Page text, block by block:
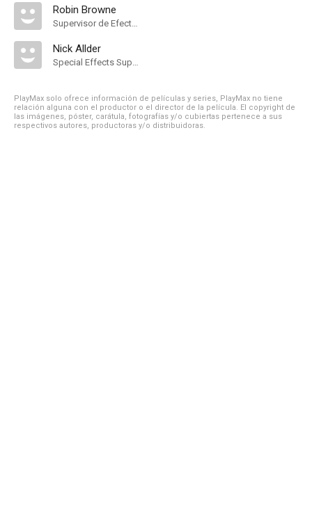
Robin Browne
Supervisor de Efectos Visuales
Nick Allder
Special Effects Supervisor
PlayMax solo ofrece información de películas y series, PlayMax no tiene
relación alguna con el productor o el director de la película. El copyright de
las imágenes, póster, carátula, fotografías y/o cubiertas pertenece a sus
respectivos autores, productoras y/o distribuidoras.